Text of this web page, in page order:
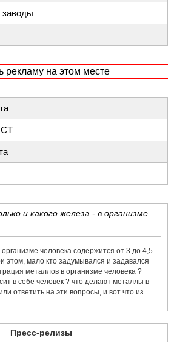
заводы
рекламу на этом месте
и какого железа - в организме
организме человека содержится от 3 до 4,5
этом, мало кто задумывался и задавался
металлов в организме человека ?
в себе человек ? что делают металлы в
ответить на эти вопросы, и вот что из
Пресс-релизы